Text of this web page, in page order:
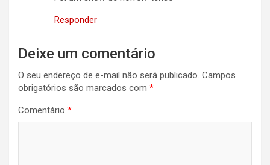
Responder
Deixe um comentário
O seu endereço de e-mail não será publicado. Campos
obrigatórios são marcados com *
Comentário *